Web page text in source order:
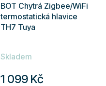
BOT Chytrá Zigbee/WiFi
termostatická hlavice
TH7 Tuya
Skladem
1 099 Kč